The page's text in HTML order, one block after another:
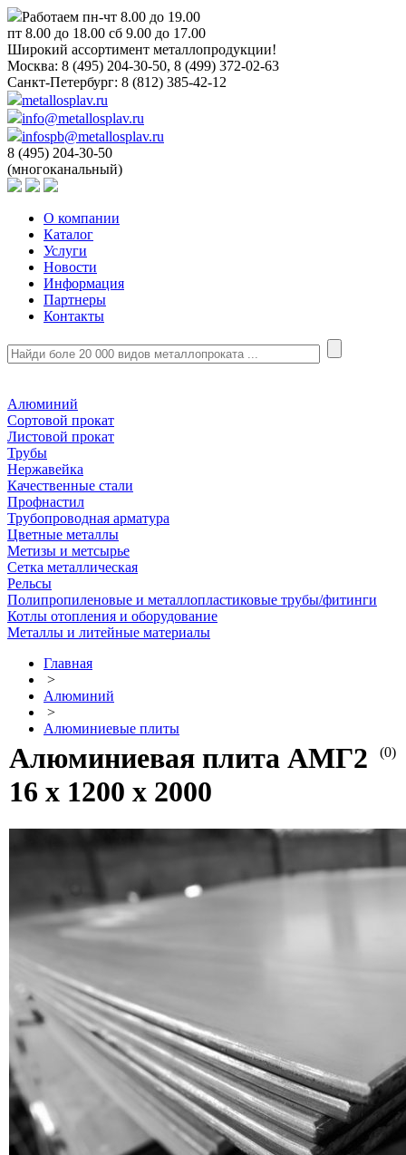
Работаем пн-чт 8.00 до 19.00
пт 8.00 до 18.00 сб 9.00 до 17.00
Широкий ассортимент металлопродукции!
Москва: 8 (495) 204-30-50, 8 (499) 372-02-63
Санкт-Петербург: 8 (812) 385-42-12
metallosplav.ru
info@metallosplav.ru
infospb@metallosplav.ru
8 (495) 204-30-50
(многоканальный)
О компании
Каталог
Услуги
Новости
Информация
Партнеры
Контакты
Алюминий
Сортовой прокат
Листовой прокат
Трубы
Нержавейка
Качественные стали
Профнастил
Трубопроводная арматура
Цветные металлы
Метизы и метсырье
Сетка металлическая
Рельсы
Полипропиленовые и металлопластиковые трубы/фитинги
Котлы отопления и оборудование
Металлы и литейные материалы
Главная
>
Алюминий
>
Алюминиевые плиты
(0)
Алюминиевая плита АМГ2
16 х 1200 х 2000